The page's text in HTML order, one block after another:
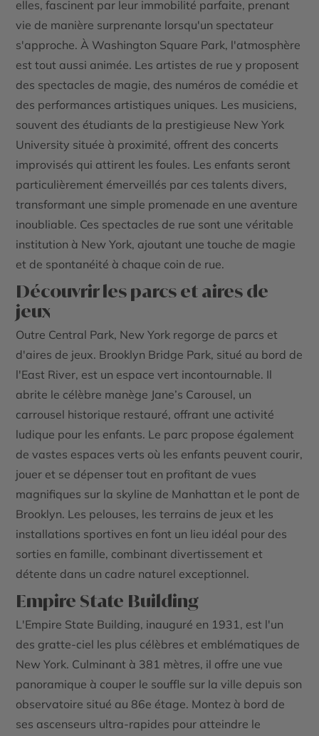
elles, fascinent par leur immobilité parfaite, prenant
vie de manière surprenante lorsqu'un spectateur
s'approche. À Washington Square Park, l'atmosphère
est tout aussi animée. Les artistes de rue y proposent
des spectacles de magie, des numéros de comédie et
des performances artistiques uniques. Les musiciens,
souvent des étudiants de la prestigieuse New York
University située à proximité, offrent des concerts
improvisés qui attirent les foules. Les enfants seront
particulièrement émerveillés par ces talents divers,
transformant une simple promenade en une aventure
inoubliable. Ces spectacles de rue sont une véritable
institution à New York, ajoutant une touche de magie
et de spontanéité à chaque coin de rue.
Découvrir les parcs et aires de
jeux
Outre Central Park, New York regorge de parcs et
d'aires de jeux. Brooklyn Bridge Park, situé au bord de
l'East River, est un espace vert incontournable. Il
abrite le célèbre manège Jane’s Carousel, un
carrousel historique restauré, offrant une activité
ludique pour les enfants. Le parc propose également
de vastes espaces verts où les enfants peuvent courir,
jouer et se dépenser tout en profitant de vues
magnifiques sur la skyline de Manhattan et le pont de
Brooklyn. Les pelouses, les terrains de jeux et les
installations sportives en font un lieu idéal pour des
sorties en famille, combinant divertissement et
détente dans un cadre naturel exceptionnel.
Empire State Building
L'Empire State Building, inauguré en 1931, est l'un
des gratte-ciel les plus célèbres et emblématiques de
New York. Culminant à 381 mètres, il offre une vue
panoramique à couper le souffle sur la ville depuis son
observatoire situé au 86e étage. Montez à bord de
ses ascenseurs ultra-rapides pour atteindre le